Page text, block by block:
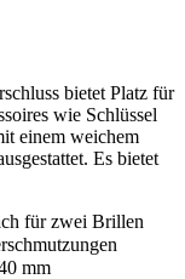
bietet Platz für
wie Schlüssel
einem weichem
Es bietet
für zwei Brillen
mm